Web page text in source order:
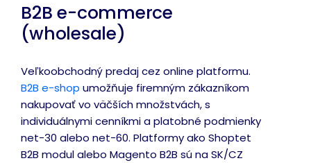
B2B e-commerce
(wholesale)
Veľkoobchodný predaj cez online platformu.
B2B e-shop umožňuje firemným zákazníkom
nakupovať vo väčších množstvách, s
individuálnymi cenníkmi a platobné podmienky
net-30 alebo net-60. Platformy ako Shoptet
B2B modul alebo Magento B2B sú na SK/CZ